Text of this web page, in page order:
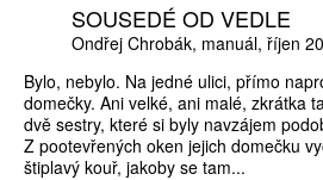
SOUSEDÉ OD VEDLE
Ondřej Chrobák manuál říjen
Bylo, nebylo. Na jedné ulici, přímo
domečky. Ani velké, ani malé, zkrátka
dvě sestry, které si byly navzájem
Z pootevřených oken jejich domečku
štiplavý kouř, jakoby se tam...